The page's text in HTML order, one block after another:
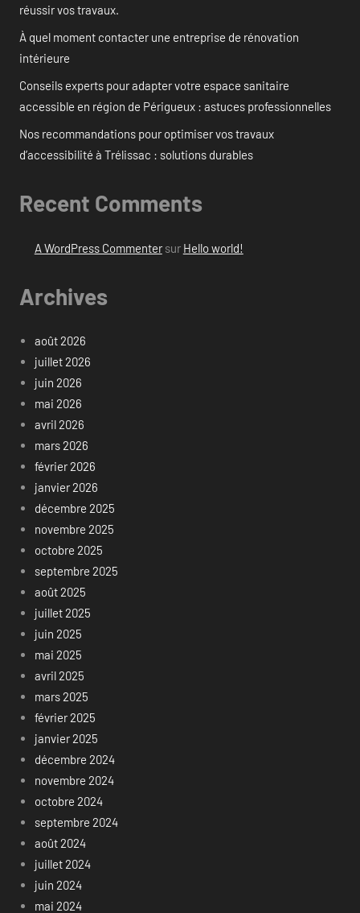
réussir vos travaux.
À quel moment contacter une entreprise de rénovation
intérieure
Conseils experts pour adapter votre espace sanitaire
accessible en région de Périgueux : astuces professionnelles
Nos recommandations pour optimiser vos travaux
d’accessibilité à Trélissac : solutions durables
Recent Comments
A WordPress Commentersur Hello world!
Archives
août 2026
juillet 2026
juin 2026
mai 2026
avril 2026
mars 2026
février 2026
janvier 2026
décembre 2025
novembre 2025
octobre 2025
septembre 2025
août 2025
juillet 2025
juin 2025
mai 2025
avril 2025
mars 2025
février 2025
janvier 2025
décembre 2024
novembre 2024
octobre 2024
septembre 2024
août 2024
juillet 2024
juin 2024
mai 2024